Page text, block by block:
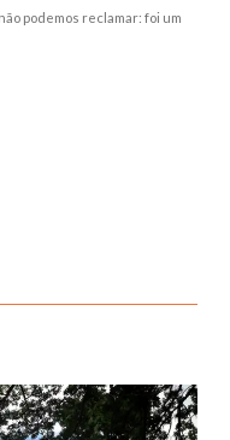
podemos reclamar: foi um